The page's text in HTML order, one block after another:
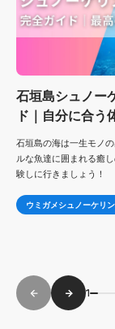
石垣島シュノー
ド｜自分に合う
石垣島の海は一生モノ
ルな魚達に囲まれる癒
験しに行きましょう！
ウミガメシュノーケリ
1